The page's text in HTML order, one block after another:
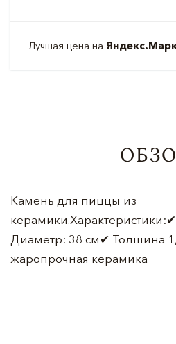
Лучшая цена на
Камень для пиццы из
Диаметр: 38 см✔ Толшина
жаропрочная керамика